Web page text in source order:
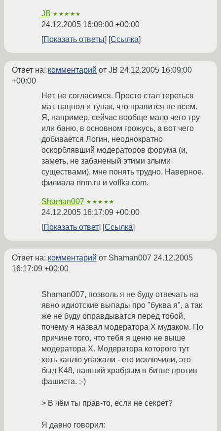
JB ★★★★★
24.12.2005 16:09:00 +00:00
Показать ответы
Ссылка
Ответ на: комментарий от JB 24.12.2005 16:09:00
+00:00
Нет, не согласимся. Просто стал тереться
мат, нацпол и тупак, что нравится не всем.
Я, например, сейчас вообще мало чего тру
или баню, в основном грожусь, а вот чего
добивается Логин, неоднократно
оскорблявший модераторов форума (и,
заметь, не забаненый этими злыми
существами), мне понять трудно. Наверное,
филиала nnm.ru и voffka.com.
Shaman007 ★★★★★
24.12.2005 16:17:09 +00:00
Показать ответ
Ссылка
Ответ на: комментарий от Shaman007 24.12.2005
16:17:09 +00:00
Shaman007, позволь я не буду отвечать на
явно идиотские выпады про "буква я", а так
же не буду оправдыватся перед тобой,
почему я назвал модератора Х мудаком. По
причине того, что тебя я ценю не выше
модератора Х. Модератора которого тут
хоть каплю уважали - его исключили, это
был K48, павший храбрым в битве против
фашиста. ;-)
> В чём ты прав-то, если не секрет?
Я давно говорил: